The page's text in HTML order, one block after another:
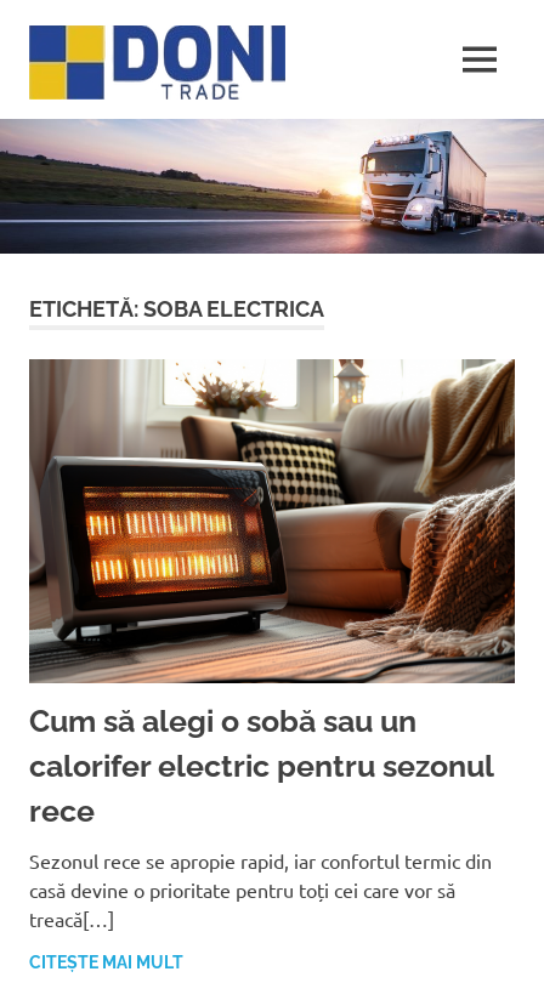
conținut
MENU
ETICHETĂ:SOBA ELECTRICA
Cum să alegi o sobă sau un
calorifer electric pentru sezonul
rece
Sezonul rece se apropie rapid, iar confortul termic din
casă devine o prioritate pentru toți cei care vor să
treacă[…]
CITEȘTE MAI MULT